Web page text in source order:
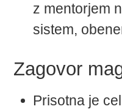
z mentorjem
sistem,
Zagovor
Prisotna je